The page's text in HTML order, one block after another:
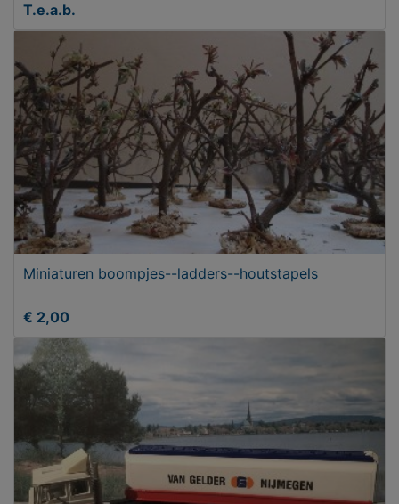
T.e.a.b.
Miniaturen boompjes--ladders--houtstapels
€ 2,00